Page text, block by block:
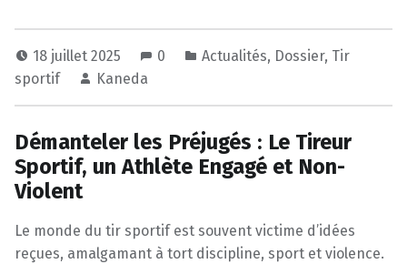
18 juillet 2025 0 Actualités, Dossier, Tir
sportif
Kaneda
Démanteler les Préjugés : Le Tireur
Sportif, un Athlète Engagé et Non-
Violent
Le monde du tir sportif est souvent victime d’idées
reçues, amalgamant à tort discipline, sport et violence.